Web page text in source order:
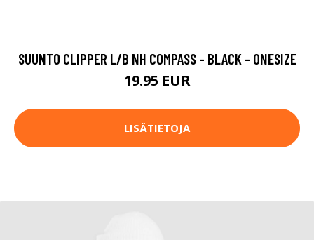
SUUNTO CLIPPER L/B NH COMPASS - BLACK - ONESIZE
19.95 EUR
LISÄTIETOJA